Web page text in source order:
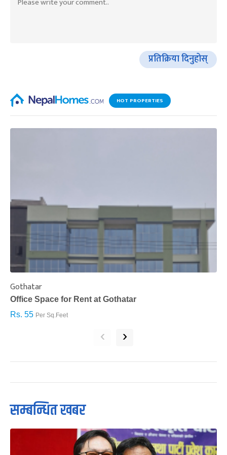
प्रतिक्रिया दिनुहोस्
HOT PROPERTIES
Gothatar
Office Space for Rent at Gothatar
Rs. 55 Per Sq.Feet
‹ ›
सम्बन्धित खबर